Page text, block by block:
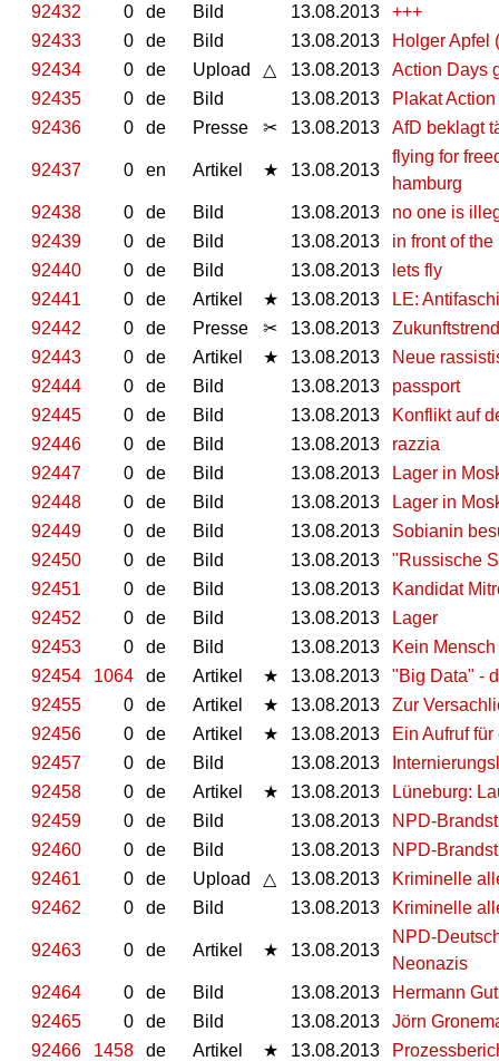
92432 0 de Bild 13.08.2013
+++
92433
0 de Bild 13.08.2013
Holger Apfel
92434
0 de Upload △ 13.08.2013
Action Days
92435
0 de Bild 13.08.2013
Plakat
92436
0 de Presse ✂ 13.08.2013 AfD beklagt
92437 0 en Artikel ★ 13.08.2013
flying for
hamburg
92438
0 de Bild 13.08.2013
no one is
92439
0 de Bild 13.08.2013
in front of
92440
0 de Bild 13.08.2013
lets fly
92441
0 de Artikel ★ 13.08.2013
LE:
92442
0 de Presse ✂ 13.08.2013
92443
0 de Artikel ★ 13.08.2013
Neue
92444
0 de Bild 13.08.2013
passport
92445
0 de Bild 13.08.2013
Konflikt auf
92446
0 de Bild 13.08.2013
razzia
92447
0 de Bild 13.08.2013
Lager in
92448
0 de Bild 13.08.2013
Lager in
92449
0 de Bild 13.08.2013
Sobianin
92450
0 de Bild 13.08.2013
"Russische
92451
0 de Bild 13.08.2013
Kandidat
92452
0 de Bild 13.08.2013
Lager
92453
0 de Bild 13.08.2013
Kein
92454
1064 de Artikel ★ 13.08.2013
"Big Data" -
92455
0 de Artikel ★ 13.08.2013
Zur
92456
0 de Artikel ★ 13.08.2013
Ein Aufruf
92457
0 de Bild 13.08.2013
92458
0 de Artikel ★ 13.08.2013
Lüneburg:
92459
0 de Bild 13.08.2013
NPD-
92460
0 de Bild 13.08.2013
NPD-
92461
0 de Upload △ 13.08.2013
Kriminelle
92462
0 de Bild 13.08.2013 Kriminelle
92463 0 de Artikel ★ 13.08.2013
NPD-
Neonazis
92464
0 de Bild 13.08.2013
Hermann
92465
0 de Bild 13.08.2013
Jörn
92466
1458 de Artikel ★ 13.08.2013